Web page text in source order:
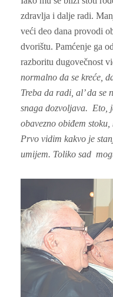
zdravlja i dalje radi.
veći deo dana provodi
dvorištu. Pamćenje ga
razboritu dugovečnost
normalno da se kreće,
Treba da radi, al’ da
snaga dozvoljava. Eto,
obavezno obiđem
Prvo vidim kakvo je
umijem. Toliko sad